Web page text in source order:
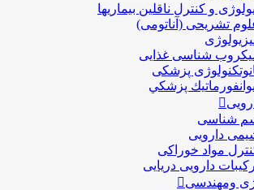
و کنترل ناقلین بیماریها
تشریحی (آناتومی)
شناسی غذایی
پزشکی
پزشكي
شناسی
دارویی
مواد خوراکی
دارویی دریایی
ومهندسی